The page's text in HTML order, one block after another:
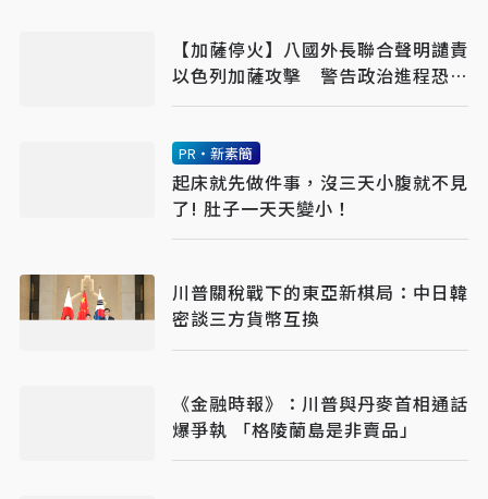
【加薩停火】八國外長聯合聲明譴責
以色列加薩攻擊 警告政治進程恐全
面脫軌
PR・新素簡
起床就先做件事，沒三天小腹就不見
了! 肚子一天天變小！
川普關稅戰下的東亞新棋局：中日韓
密談三方貨幣互換
《金融時報》：川普與丹麥首相通話
爆爭執 「格陵蘭島是非賣品」